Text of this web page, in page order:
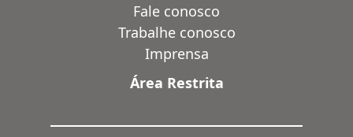
Fale conosco
Trabalhe conosco
Imprensa
Área Restrita